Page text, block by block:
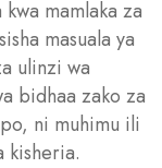
mamlaka za
masuala ya
ulinzi wa
bidhaa zako za
ni muhimu ili
kisheria.